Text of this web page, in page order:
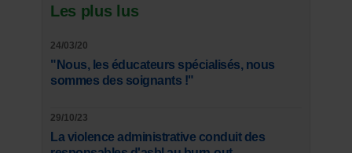
Les plus lus
24/03/20
"Nous, les éducateurs spécialisés, nous
sommes des soignants !"
29/10/23
La violence administrative conduit des